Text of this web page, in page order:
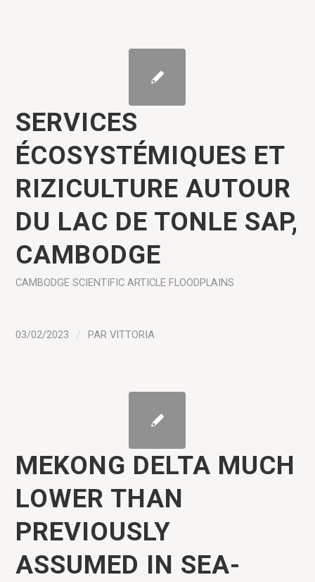
SERVICES
ÉCOSYSTÉMIQUES ET
RIZICULTURE AUTOUR
DU LAC DE TONLE SAP,
CAMBODGE
CAMBODGE SCIENTIFIC ARTICLE FLOODPLAINS
03/02/2023 / PARVITTORIA
MEKONG DELTA MUCH
LOWER THAN
PREVIOUSLY
ASSUMED IN SEA-